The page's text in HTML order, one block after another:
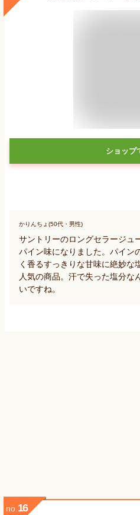
ショップ
かりんちょ(50代・男性)
サントリーのロングセラージュ
パイン味になりました。パイン
く香るすっきりな甘味に絶妙な
人気の商品。汗で失った塩分な
いですね。
no. 16